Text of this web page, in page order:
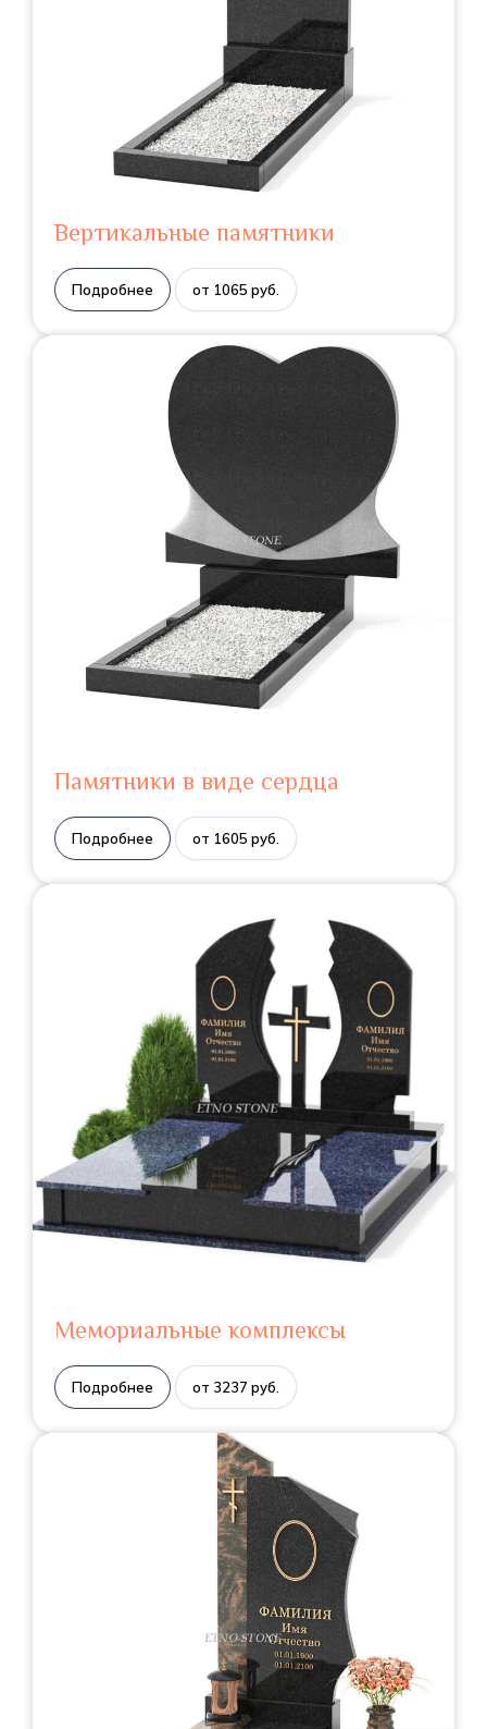
Вертикальные памятники
Подробнее от 1065 руб.
Памятники в виде сердца
Подробнее от 1605 руб.
Мемориальные комплексы
Подробнее от 3237 руб.